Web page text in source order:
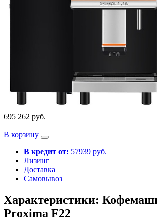
695 262 руб.
В корзину
В кредит от: 57939 руб.
Лизинг
Доставка
Самовывоз
Характеристики:
Proxima F22